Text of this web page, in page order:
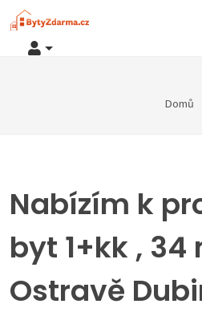
Domů
Nabízím k
byt 1+kk , 34
Ostravě